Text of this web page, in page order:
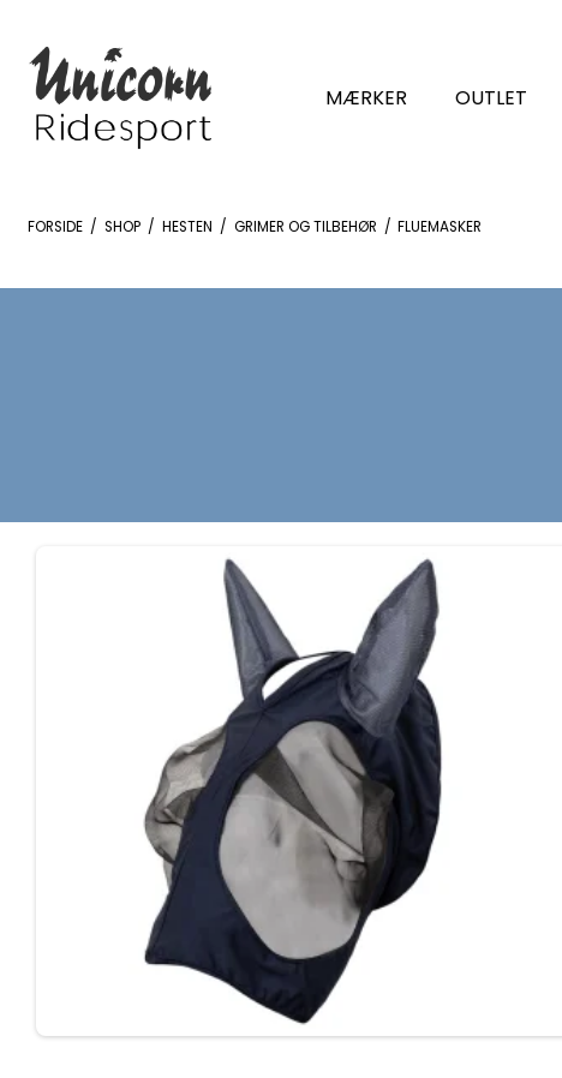
MÆRKER OUTLET
FORSIDE / SHOP / HESTEN / GRIMER OG TILBEHØR / FLUEMASKER